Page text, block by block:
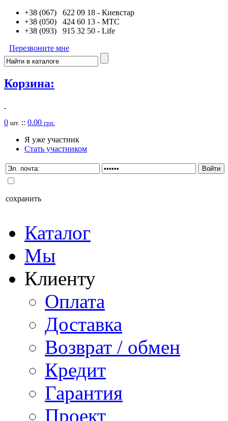
+38 (067) 622 09 18 - Киевстар
+38 (050) 424 60 13 - MTC
+38 (093) 915 32 50 - Life
Перезвоните мне
Корзина:
0 шт. :: 0.00 грн.
Я уже участник
Стать участником
сохранить
Каталог
Мы
Клиенту
Оплата
Доставка
Возврат / обмен
Кредит
Гарантия
Проект